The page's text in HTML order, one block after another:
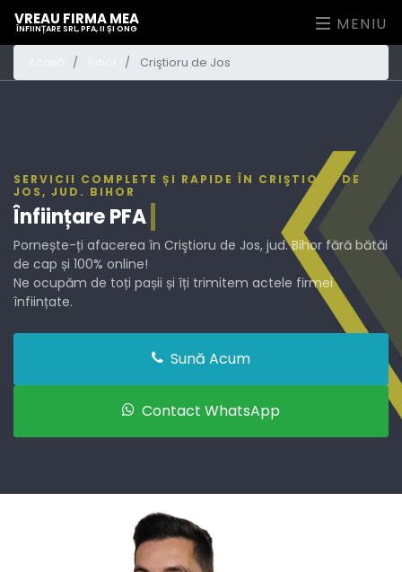
VREAU FIRMA MEA
ÎNFIINȚARE SRL, PFA, II ȘI ONG MENIU
Criştioru de Jos
SERVICII COMPLETE ȘI RAPIDE ÎN CRIŞTIORU DE
JOS, JUD. BIHOR
ÎnființarePFA
Pornește-ți afacerea în Criştioru de Jos, jud. Bihor fără bătăi
de cap și 100% online!
Ne ocupăm de toți pașii și îți trimitem actele firmei
înființate.
Sună Acum
Contact WhatsApp